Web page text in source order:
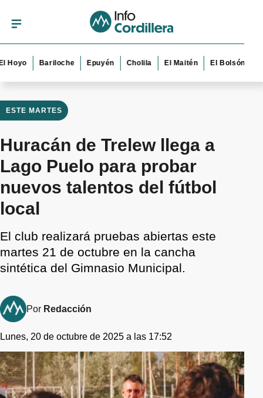
Bariloche Epuyén Cholila El Maitén El Bolsón Esquel
ESTE MARTES
Huracán de Trelew llega a
Lago Puelo para probar
nuevos talentos del fútbol
local
El club realizará pruebas abiertas este
martes 21 de octubre en la cancha
sintética del Gimnasio Municipal.
Por Redacción
Lunes, 20 de octubre de 2025 a las 17:52